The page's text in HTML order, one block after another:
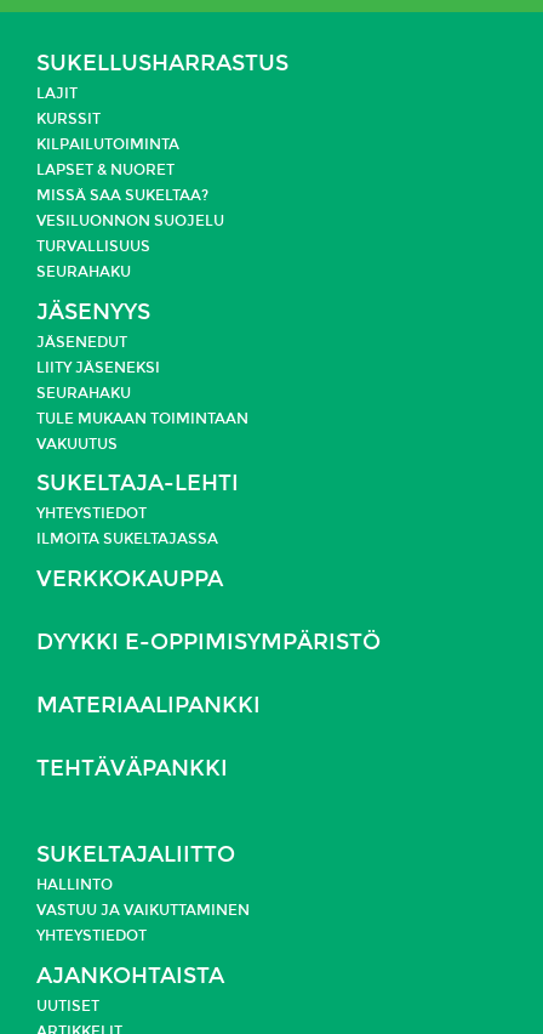
SUKELLUSHARRASTUS
LAJIT
KURSSIT
KILPAILUTOIMINTA
LAPSET & NUORET
MISSÄ SAA SUKELTAA?
VESILUONNON SUOJELU
TURVALLISUUS
SEURAHAKU
JÄSENYYS
JÄSENEDUT
LIITY JÄSENEKSI
SEURAHAKU
TULE MUKAAN TOIMINTAAN
VAKUUTUS
SUKELTAJA-LEHTI
YHTEYSTIEDOT
ILMOITA SUKELTAJASSA
VERKKOKAUPPA
DYYKKI E-OPPIMISYMPÄRISTÖ
MATERIAALIPANKKI
TEHTÄVÄPANKKI
SUKELTAJALIITTO
HALLINTO
VASTUU JA VAIKUTTAMINEN
YHTEYSTIEDOT
AJANKOHTAISTA
UUTISET